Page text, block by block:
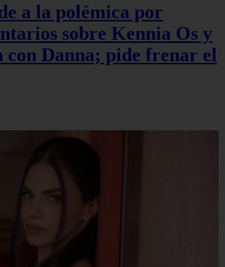
a la polémica por
sobre Kennia Os y
con Danna; pide frenar el